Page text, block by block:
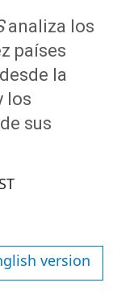
analiza los
países
la
los
sus
version